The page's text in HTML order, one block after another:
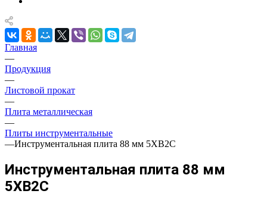
Главная
—
Продукция
—
Листовой прокат
—
Плита металлическая
—
Плиты инструментальные
—Инструментальная плита 88 мм 5ХВ2С
Инструментальная плита 88 мм
5ХВ2С